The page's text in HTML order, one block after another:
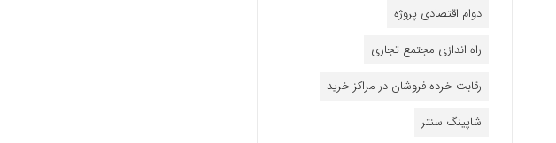
دوام اقتصادی پروژه
راه اندازی مجتمع تجاری
رقابت خرده فروشان در مراکز خرید
شاپینگ سنتر